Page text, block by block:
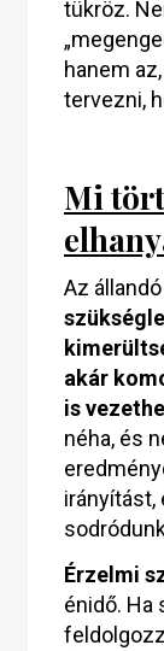
tükröz.
hanem
tervezni,
Mi
Az
akár
is
néha, és
irányítást,
Érzelmi
énidő. Ha